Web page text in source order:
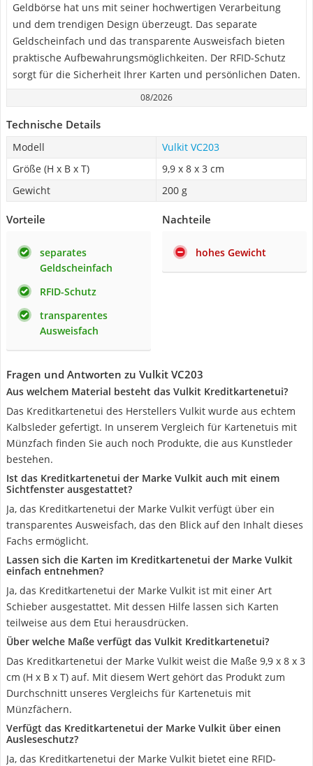
Geldbörse hat uns mit seiner hochwertigen Verarbeitung
und dem trendigen Design überzeugt. Das separate
Geldscheinfach und das transparente Ausweisfach bieten
praktische Aufbewahrungsmöglichkeiten. Der RFID-Schutz
sorgt für die Sicherheit Ihrer Karten und persönlichen Daten.
08/2026
Technische Details
Modell
Vulkit VC203
Größe (H x B x T)
9,9 x 8 x 3 cm
Gewicht
200 g
Vorteile
separates
Geldscheinfach
RFID-Schutz
transparentes
Ausweisfach
Nachteile
hohes Gewicht
Fragen und Antworten zu Vulkit VC203
Aus welchem Material besteht das Vulkit Kreditkartenetui?
Das Kreditkartenetui des Herstellers Vulkit wurde aus echtem
Kalbsleder gefertigt. In unserem Vergleich für Kartenetuis mit
Münzfach finden Sie auch noch Produkte, die aus Kunstleder
bestehen.
Ist das Kreditkartenetui der Marke Vulkit auch mit einem
Sichtfenster ausgestattet?
Ja, das Kreditkartenetui der Marke Vulkit verfügt über ein
transparentes Ausweisfach, das den Blick auf den Inhalt dieses
Fachs ermöglicht.
Lassen sich die Karten im Kreditkartenetui der Marke Vulkit
einfach entnehmen?
Ja, das Kreditkartenetui der Marke Vulkit ist mit einer Art
Schieber ausgestattet. Mit dessen Hilfe lassen sich Karten
teilweise aus dem Etui herausdrücken.
Über welche Maße verfügt das Vulkit Kreditkartenetui?
Das Kreditkartenetui der Marke Vulkit weist die Maße 9,9 x 8 x 3
cm (H x B x T) auf. Mit diesem Wert gehört das Produkt zum
Durchschnitt unseres Vergleichs für Kartenetuis mit
Münzfächern.
Verfügt das Kreditkartenetui der Marke Vulkit über einen
Ausleseschutz?
Ja, das Kreditkartenetui der Marke Vulkit bietet eine RFID-